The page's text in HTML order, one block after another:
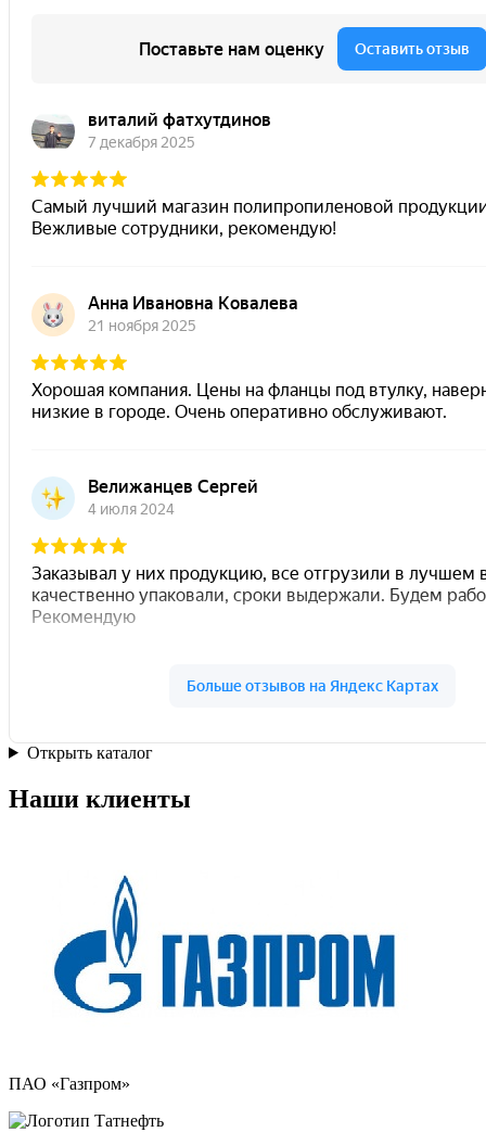
Открыть каталог
Наши клиенты
ПАО «Газпром»